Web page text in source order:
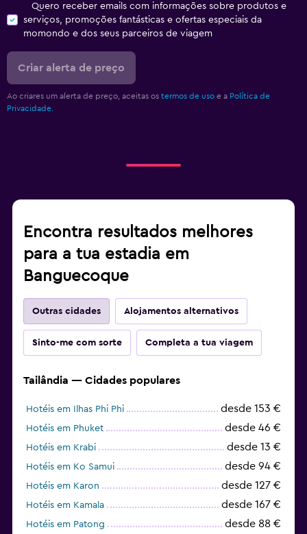
Quero receber emails com informações sobre produtos e
serviços, promoções fantásticas e ofertas especiais da
momondo e dos seus parceiros de viagem
Criar alerta de preço
Ao criares um alerta de preço, aceitas os termos de uso e a Política de
Privacidade.
Encontra resultados melhores
para a tua estadia em
Banguecoque
Outras cidades Alojamentos alternativos
Sinto-me com sorte Completa a tua viagem
Tailândia — Cidades populares
Hotéis em Ilhas Phi Phi desde 153 €
Hotéis em Phuket desde 46 €
Hotéis em Krabi desde 13 €
Hotéis em Ko Samui desde 94 €
Hotéis em Karon desde 127 €
Hotéis em Kamala desde 167 €
Hotéis em Patong desde 88 €